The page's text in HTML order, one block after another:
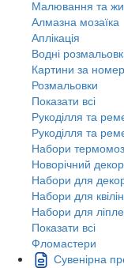
Малювання та
Алмазна мозаїка
Аплікація
Водні
Картини за
Розмальовки
Показати всі
Рукоділля та
Рукоділля та
Набори
Новорічний декор
Набори для
Набори для
Набори для
Показати всі
Фломастери
Сувенірна